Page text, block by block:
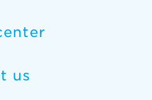
us